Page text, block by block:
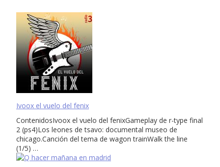
Ivoox el vuelo del fenix
ContenidosIvoox el vuelo del fenixGameplay de r-type final
2 (ps4)Los leones de tsavo: documental museo de
chicago.Canción del tema de wagon trainWalk the line
(1/5) …